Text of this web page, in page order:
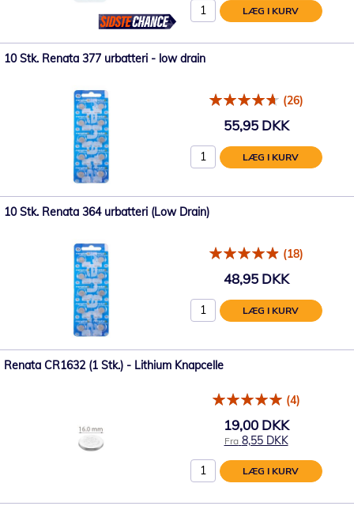
LÆG I KURV
10 Stk. Renata 377 urbatteri - low drain
(26)
55,95 DKK
LÆG I KURV
10 Stk. Renata 364 urbatteri (Low Drain)
(18)
48,95 DKK
LÆG I KURV
Renata CR1632 (1 Stk.) - Lithium Knapcelle
(4)
19,00 DKK
Fra 8,55 DKK
LÆG I KURV